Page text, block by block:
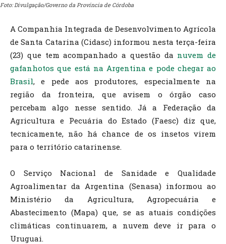
Foto: Divulgação/Governo da Província de Córdoba
A Companhia Integrada de Desenvolvimento Agrícola
de Santa Catarina (Cidasc) informou nesta terça-feira
(23) que tem acompanhado a questão da nuvem de
gafanhotos que está na Argentina e pode chegar ao
Brasil, e pede aos produtores, especialmente na
região da fronteira, que avisem o órgão caso
percebam algo nesse sentido. Já a Federação da
Agricultura e Pecuária do Estado (Faesc) diz que,
tecnicamente, não há chance de os insetos virem
para o território catarinense.
O Serviço Nacional de Sanidade e Qualidade
Agroalimentar da Argentina (Senasa) informou ao
Ministério da Agricultura, Agropecuária e
Abastecimento (Mapa) que, se as atuais condições
climáticas continuarem, a nuvem deve ir para o
Uruguai.